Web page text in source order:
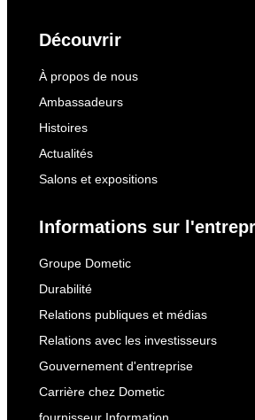
Découvrir
À propos de nous
Ambassadeurs
Histoires
Actualités
Salons et expositions
Informations sur
Groupe Dometic
Durabilité
Relations publiques et médias
Relations avec les investisseurs
Gouvernement d'entreprise
Carrière chez Dometic